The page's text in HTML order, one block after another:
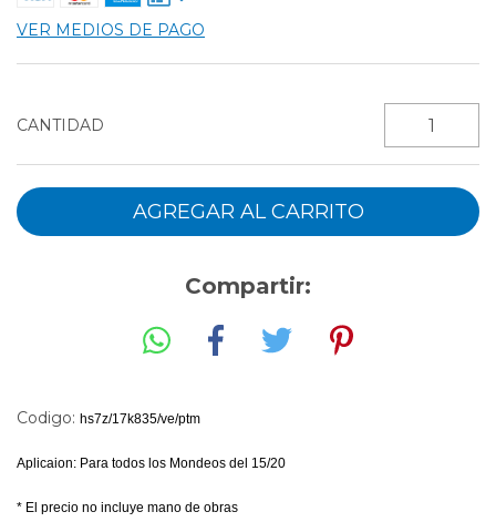
VER MEDIOS DE PAGO
CANTIDAD
Compartir:
Codigo: hs7z/17k835/ve/ptm
Aplicaion: Para todos los Mondeos del 15/20
* El precio no incluye mano de obras